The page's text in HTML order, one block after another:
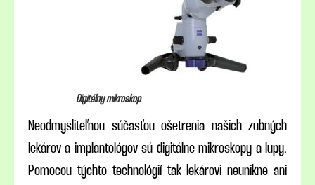
Digitálny mikroskop
Neodmysliteľnou súčasťou ošetrenia našich zubných
lekárov a implantológov sú digitálne mikroskopy a lupy.
Pomocou týchto technológií tak lekárovi neunikne ani